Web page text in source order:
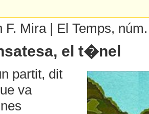
F. Mira | El Temps,
el t�nel
partit, dit
va